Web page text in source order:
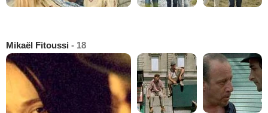
Mikaël Fitoussi - 18